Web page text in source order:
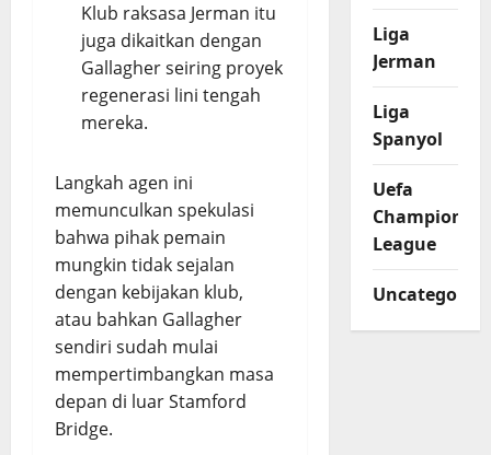
Klub raksasa Jerman itu
juga dikaitkan dengan
Gallagher seiring proyek
regenerasi lini tengah
mereka.
Langkah agen ini
memunculkan spekulasi
bahwa pihak pemain
mungkin tidak sejalan
dengan kebijakan klub,
atau bahkan Gallagher
sendiri sudah mulai
mempertimbangkan masa
depan di luar Stamford
Bridge.
Liga
Jerman
Liga
Spanyol
Uefa
Champions
League